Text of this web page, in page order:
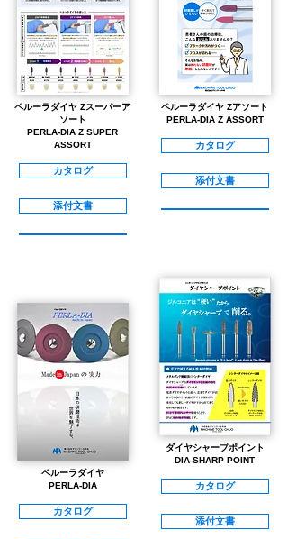
ペルーラダイヤ Zスーパーア
ソート
PERLA-DIA Z SUPER
ASSORT
カタログ
添付文書
ペルーラダイヤ
​PERLA-DIA
カタログ
ペルーラダイヤ Zアソート
PERLA-DIA Z ASSORT
カタログ
添付文書
​ダイヤシャープポイント
DIA-SHARP POINT
カタログ
添付文書